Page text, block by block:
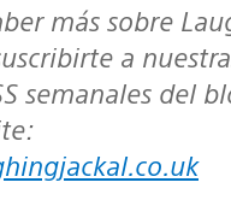
a
semanales del